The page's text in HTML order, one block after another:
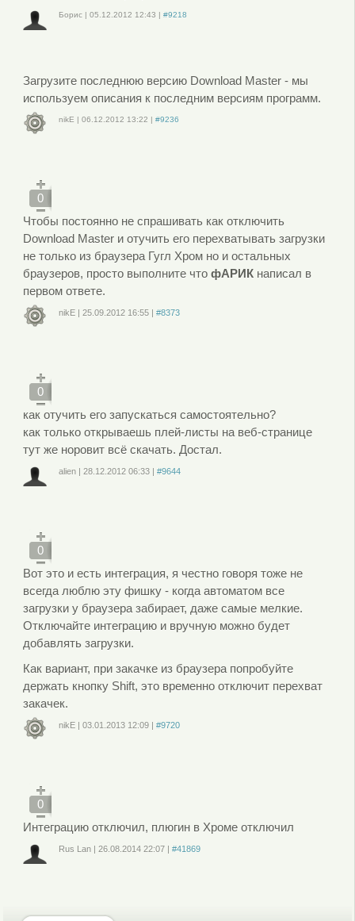
Борис |05.12.2012 12:43 |#9218
Загрузите последнюю версию Download Master - мы
используем описания к последним версиям программ.
nikE |06.12.2012 13:22 |#9236
0
Чтобы постоянно не спрашивать как отключить
Download Master и отучить его перехватывать загрузки
не только из браузера Гугл Хром но и остальных
браузеров, просто выполните чтофАРИК написал в
первом ответе.
nikE |25.09.2012 16:55 |#8373
0
как отучить его запускаться самостоятельно?
как только открываешь плей-листы на веб-странице
тут же норовит всё скачать. Достал.
alien |28.12.2012 06:33 |#9644
0
Вот это и есть интеграция, я честно говоря тоже не
всегда люблю эту фишку - когда автоматом все
загрузки у браузера забирает, даже самые мелкие.
Отключайте интеграцию и вручную можно будет
добавлять загрузки.
Как вариант, при закачке из браузера попробуйте
держать кнопку Shift, это временно отключит перехват
закачек.
nikE |03.01.2013 12:09 |#9720
0
Интеграцию отключил, плюгин в Хроме отключил
Rus Lan |26.08.2014 22:07 |#41869